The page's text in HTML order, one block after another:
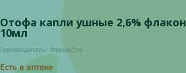
Отофа капли ушные 2,6% флакон
10мл
Производитель: Фармастер
Есть в аптеке